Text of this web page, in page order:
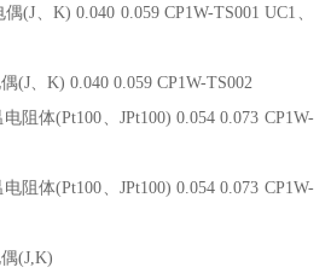
(J、K) 0.040 0.059 CP1W-TS001 UC1、
(J、K) 0.040 0.059 CP1W-TS002
阻体(Pt100、JPt100) 0.054 0.073 CP1W-
阻体(Pt100、JPt100) 0.054 0.073 CP1W-
(J,K)